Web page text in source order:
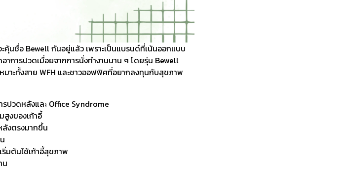
นชื่อ Bewell กันอยู่แล้ว เพราะเป็นแบรนด์ที่เน้นออกแบบ
การปวดเมื่อยจากการนั่งทำงานนาน ๆ โดยรุ่น Bewell
าะทั้งสาย WFH และชาวออฟฟิศที่อยากลงทุนกับสุขภาพ
ปวดหลังและ Office Syndrome
งของเก้าอี้
ลังตรงมากขึ้น
มต้นใช้เก้าอี้สุขภาพ
น